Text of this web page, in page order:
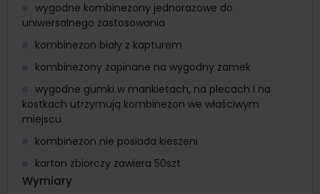
wygodne kombinezony jednorazowe do
uniwersalnego zastosowania
kombinezon biały z kapturem
kombinezony zapinane na wygodny zamek
wygodne gumki w mankietach, na plecach i na
kostkach utrzymują kombinezon we właściwym
miejscu
kombinezon nie posiada kieszeni
karton zbiorczy zawiera 50szt
Wymiary